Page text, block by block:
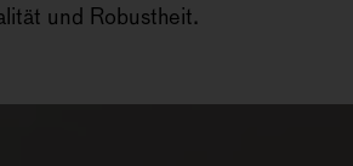
und Robustheit.